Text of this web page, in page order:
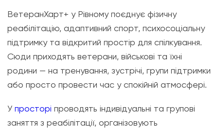
ВетеранХарт+ у Рівному поєднує фізичну
реабілітацію, адаптивний спорт, психосоціальну
підтримку та відкритий простір для спілкування.
Сюди приходять ветерани, військові та їхні
родини — на тренування, зустрічі, групи підтримки
або просто провести час у спокійній атмосфері.
У просторі проводять індивідуальні та групові
заняття з реабілітації, організовують